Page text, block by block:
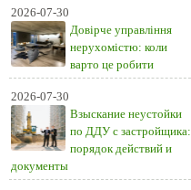
2026-07-30
Довірче управління
нерухомістю: коли
варто це робити
2026-07-30
Взыскание неустойки
по ДДУ с застройщика:
порядок действий и
документы